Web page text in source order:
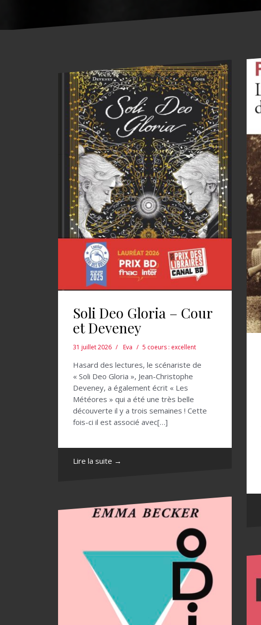
Soli Deo Gloria – Cour
et Deveney
31 juillet 2026 Eva 5 coeurs : excellent
Hasard des lectures, le scénariste de
« Soli Deo Gloria », Jean-Christophe
Deveney, a également écrit « Les
Météores » qui a été une très belle
découverte il y a trois semaines ! Cette
fois-ci il est associé avec[…]
Lire la suite →